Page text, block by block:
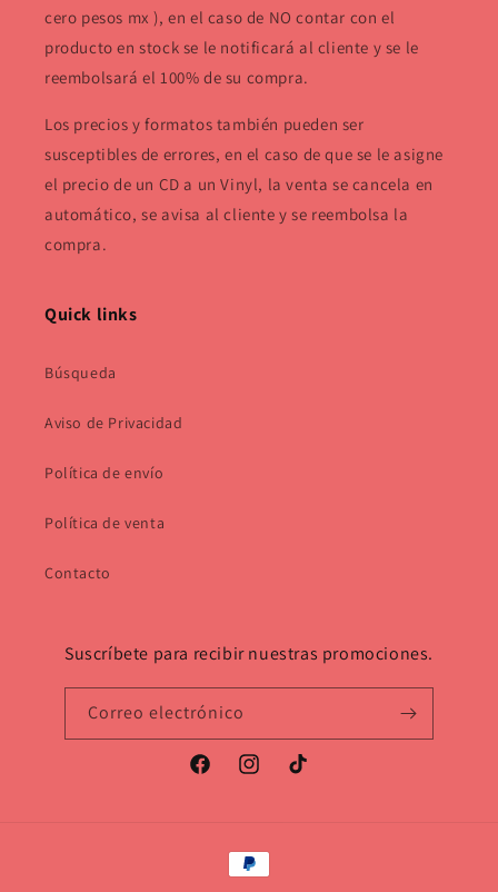
cero pesos mx ), en el caso de NO contar con el
producto en stock se le notificará al cliente y se le
reembolsará el 100% de su compra.
Los precios y formatos también pueden ser
susceptibles de errores, en el caso de que se le asigne
el precio de un CD a un Vinyl, la venta se cancela en
automático, se avisa al cliente y se reembolsa la
compra.
Quick links
Búsqueda
Aviso de Privacidad
Política de envío
Política de venta
Contacto
Suscríbete para recibir nuestras promociones.
Correo electrónico
FacebookInstagramTikTok
Formas